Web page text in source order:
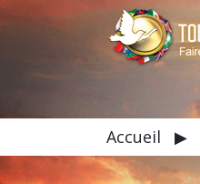
Accueil ▶